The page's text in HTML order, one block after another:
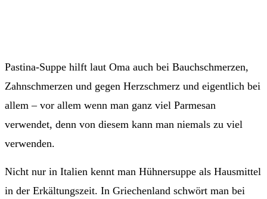
Pastina-Suppe hilft laut Oma auch bei Bauchschmerzen,
Zahnschmerzen und gegen Herzschmerz und eigentlich bei
allem – vor allem wenn man ganz viel Parmesan
verwendet, denn von diesem kann man niemals zu viel
verwenden.
Nicht nur in Italien kennt man Hühnersuppe als Hausmittel
in der Erkältungszeit. In Griechenland schwört man bei